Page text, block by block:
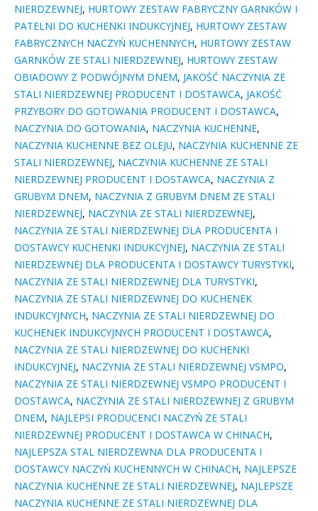
NIERDZEWNEJ, HURTOWY ZESTAW FABRYCZNY GARNKÓW I
PATELNI DO KUCHENKI INDUKCYJNEJ, HURTOWY ZESTAW
FABRYCZNYCH NACZYŃ KUCHENNYCH, HURTOWY ZESTAW
GARNKÓW ZE STALI NIERDZEWNEJ, HURTOWY ZESTAW
OBIADOWY Z PODWÓJNYM DNEM, JAKOŚĆ NACZYNIA ZE
STALI NIERDZEWNEJ PRODUCENT I DOSTAWCA, JAKOŚĆ
PRZYBORY DO GOTOWANIA PRODUCENT I DOSTAWCA,
NACZYNIA DO GOTOWANIA, NACZYNIA KUCHENNE,
NACZYNIA KUCHENNE BEZ OLEJU, NACZYNIA KUCHENNE ZE
STALI NIERDZEWNEJ, NACZYNIA KUCHENNE ZE STALI
NIERDZEWNEJ PRODUCENT I DOSTAWCA, NACZYNIA Z
GRUBYM DNEM, NACZYNIA Z GRUBYM DNEM ZE STALI
NIERDZEWNEJ, NACZYNIA ZE STALI NIERDZEWNEJ,
NACZYNIA ZE STALI NIERDZEWNEJ DLA PRODUCENTA I
DOSTAWCY KUCHENKI INDUKCYJNEJ, NACZYNIA ZE STALI
NIERDZEWNEJ DLA PRODUCENTA I DOSTAWCY TURYSTYKI,
NACZYNIA ZE STALI NIERDZEWNEJ DLA TURYSTYKI,
NACZYNIA ZE STALI NIERDZEWNEJ DO KUCHENEK
INDUKCYJNYCH, NACZYNIA ZE STALI NIERDZEWNEJ DO
KUCHENEK INDUKCYJNYCH PRODUCENT I DOSTAWCA,
NACZYNIA ZE STALI NIERDZEWNEJ DO KUCHENKI
INDUKCYJNEJ, NACZYNIA ZE STALI NIERDZEWNEJ VSMPO,
NACZYNIA ZE STALI NIERDZEWNEJ VSMPO PRODUCENT I
DOSTAWCA, NACZYNIA ZE STALI NIERDZEWNEJ Z GRUBYM
DNEM, NAJLEPSI PRODUCENCI NACZYŃ ZE STALI
NIERDZEWNEJ PRODUCENT I DOSTAWCA W CHINACH,
NAJLEPSZA STAL NIERDZEWNA DLA PRODUCENTA I
DOSTAWCY NACZYŃ KUCHENNYCH W CHINACH, NAJLEPSZE
NACZYNIA KUCHENNE ZE STALI NIERDZEWNEJ, NAJLEPSZE
NACZYNIA KUCHENNE ZE STALI NIERDZEWNEJ DLA